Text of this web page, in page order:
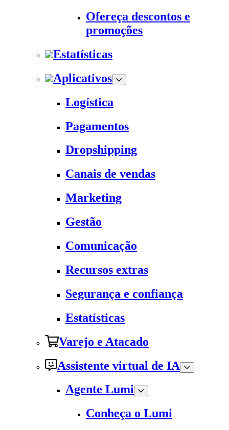
Ofereça descontos e
promoções
Estatísticas
Aplicativos
Logística
Pagamentos
Dropshipping
Canais de vendas
Marketing
Gestão
Comunicação
Recursos extras
Segurança e confiança
Estatísticas
Varejo e Atacado
Assistente virtual de IA
Agente Lumi
Conheça o Lumi